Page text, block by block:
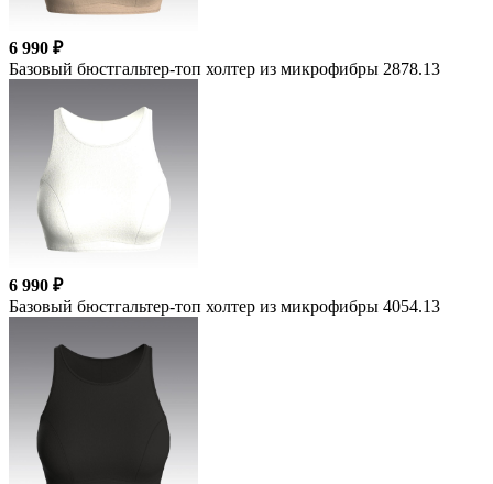
6 990 ₽
Базовый бюстгальтер-топ холтер из микрофибры 2878.13
6 990 ₽
Базовый бюстгальтер-топ холтер из микрофибры 4054.13